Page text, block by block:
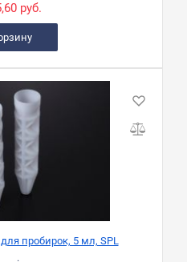
руб.
пробирок, 5 мл, SPL